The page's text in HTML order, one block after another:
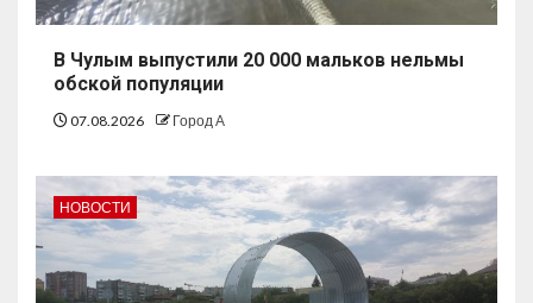
В Чулым выпустили 20 000 мальков нельмы
обской популяции
07.08.2026 Город А
НОВОСТИ